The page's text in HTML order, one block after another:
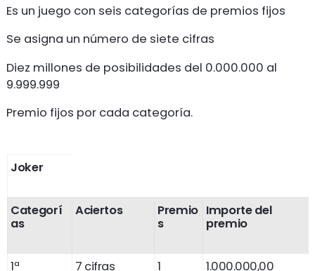
Es un juego con seis categorías de premios fijos
Se asigna un número de siete cifras
Diez millones de posibilidades del 0.000.000 al
9.999.999
Premio fijos por cada categoría.
Joker
Categorí
as
Aciertos
Premio
s
Importe del
premio
1ª 7 cifras 1 1.000.000,00